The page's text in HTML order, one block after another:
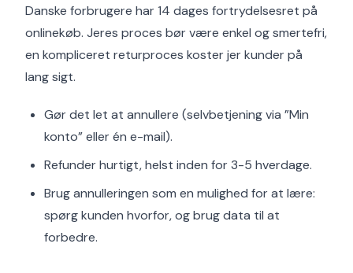
Danske forbrugere har 14 dages fortrydelsesret på
onlinekøb. Jeres proces bør være enkel og smertefri,
en kompliceret returproces koster jer kunder på
lang sigt.
Gør det let at annullere (selvbetjening via ”Min
konto” eller én e-mail).
Refunder hurtigt, helst inden for 3-5 hverdage.
Brug annulleringen som en mulighed for at lære:
spørg kunden hvorfor, og brug data til at
forbedre.